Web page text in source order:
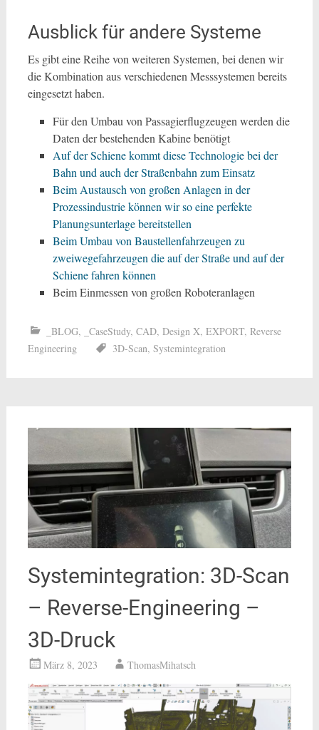
Ausblick für andere Systeme
Es gibt eine Reihe von weiteren Systemen, bei denen wir
die Kombination aus verschiedenen Messsystemen bereits
eingesetzt haben.
Für den Umbau von Passagierflugzeugen werden die
Daten der bestehenden Kabine benötigt
Auf der Schiene kommt diese Technologie bei der
Bahn und auch der Straßenbahn zum Einsatz
Beim Austausch von großen Anlagen in der
Prozessindustrie können wir so eine perfekte
Planungsunterlage bereitstellen
Beim Umbau von Baustellenfahrzeugen zu
zweiwegefahrzeugen die auf der Straße und auf der
Schiene fahren können
Beim Einmessen von großen Roboteranlagen
_BLOG, _CaseStudy, CAD, Design X, EXPORT, Reverse
Engineering
3D-Scan, Systemintegration
Systemintegration: 3D-Scan
– Reverse-Engineering –
3D-Druck
März 8, 2023 ThomasMihatsch